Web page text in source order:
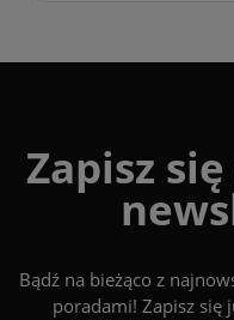
Zapisz
Bądź na bieżąco z
poradami! Zapisz się